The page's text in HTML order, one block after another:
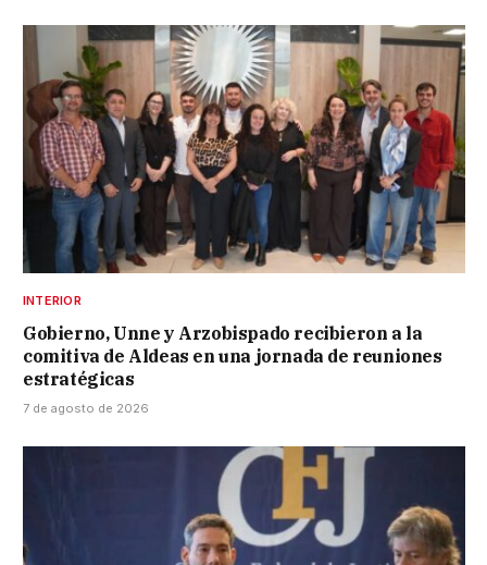
INTERIOR
Gobierno, Unne y Arzobispado recibieron a la
comitiva de Aldeas en una jornada de reuniones
estratégicas
7 de agosto de 2026